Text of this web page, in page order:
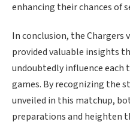
enhancing their chances of
In conclusion, the Chargers
provided valuable insights
undoubtedly influence each
games. By recognizing the
unveiled in this matchup,
preparations and heighten